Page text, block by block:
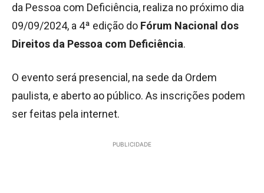
da Pessoa com Deficiência, realiza no próximo dia
09/09/2024, a 4ª edição do Fórum Nacional dos
Direitos da Pessoa com Deficiência.
O evento será presencial, na sede da Ordem
paulista, e aberto ao público. As inscrições podem
ser feitas pela internet.
PUBLICIDADE